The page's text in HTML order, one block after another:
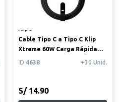
Cable Tipo C a Tipo C Klip
Xtreme 60W Carga Rápida
Trenzado 0.9m
ID 4638 +30 Unid.
S/ 14.90